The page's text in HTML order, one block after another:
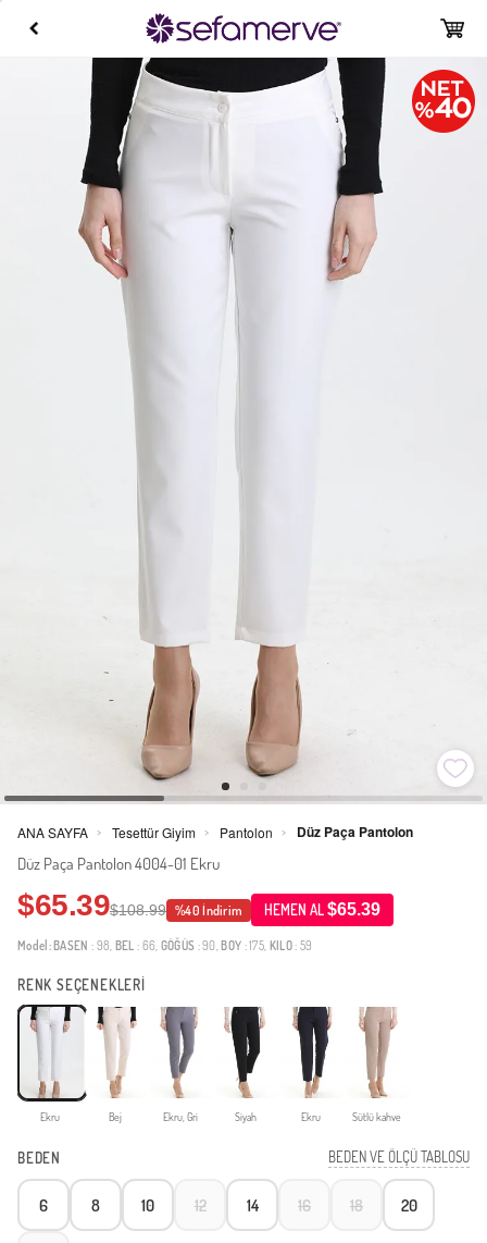
ANA SAYFA > Tesettür Giyim > Pantolon > Düz Paça Pantolon
Düz Paça Pantolon 4004-01 Ekru
$65.39$108.99 %40 İndirim HEMEN AL$65.39
Model: BASEN : 98, BEL : 66, GÖĞÜS : 90, BOY : 175, KILO: 59
RENK SEÇENEKLERİ
Ekru Bej Ekru, Gri Siyah Ekru Sütlü kahve
BEDEN BEDEN VE ÖLÇÜ TABLOSU
6 8 10 12 14 16 18 20